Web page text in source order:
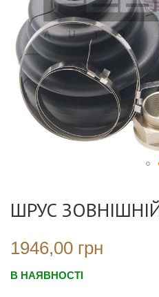
початку
зображень
ШРУС
1946,00 грн
В НАЯВНОСТІ